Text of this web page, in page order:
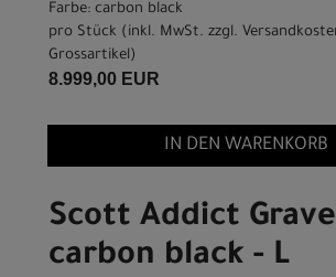
Farbe: carbon black
pro Stück (inkl. MwSt. zzgl.
Grossartikel)
8.999,00 EUR
IN DEN WARENKORB
Scott Addict
carbon black - L